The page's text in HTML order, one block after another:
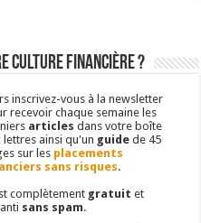
culture financière ?
inscrivez-vous à la newsletter
recevoir chaque semaine les
articles dans votre boîte
lettres ainsi qu'un guide de 45
sur les placements
sans risques.
complètement gratuit et
sans spam.